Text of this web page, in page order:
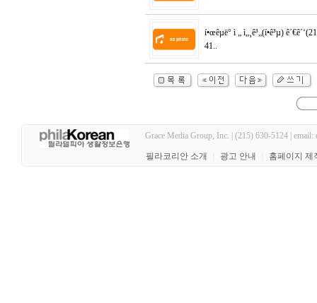
í•œêµ­ë° ì „ ì„¸ê³„(í•­ê³µ)
41..
Grace Media Group, Inc. | (215) 630-5124 | email:
필라코리안 소개 광고 안내 홈페이지 제